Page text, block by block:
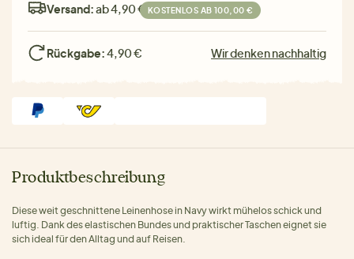
Versand:ab 4,90 € KOSTENLOS AB 100,00 €
Rückgabe:4,90 € Wir denken nachhaltig
Produktbeschreibung
Diese weit geschnittene Leinenhose in Navy wirkt mühelos schick und
luftig. Dank des elastischen Bundes und praktischer Taschen eignet sie
sich ideal für den Alltag und auf Reisen.